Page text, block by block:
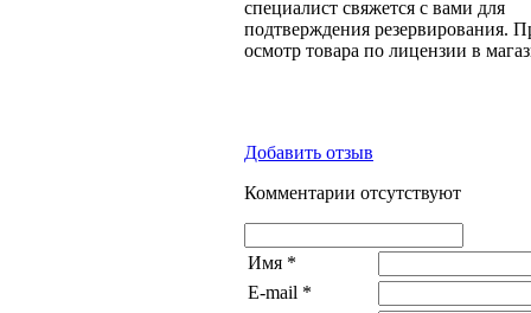
специалист свяжется с вами для
подтверждения резервирования.
осмотр товара по лицензии в
Добавить отзыв
Комментарии отсутствуют
Имя *
E-mail *